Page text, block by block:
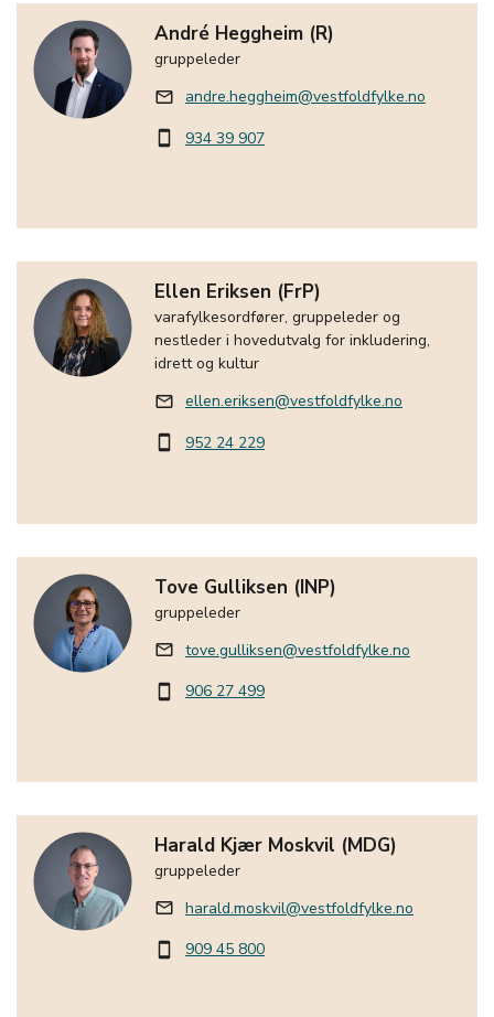
André Heggheim (R)
gruppeleder
mail_outline andre.heggheim@vestfoldfylke.no
smartphone 934 39 907
Ellen Eriksen (FrP)
varafylkesordfører, gruppeleder og
nestleder i hovedutvalg for inkludering,
idrett og kultur
mail_outline ellen.eriksen@vestfoldfylke.no
smartphone 952 24 229
Tove Gulliksen (INP)
gruppeleder
mail_outline tove.gulliksen@vestfoldfylke.no
smartphone 906 27 499
Harald Kjær Moskvil (MDG)
gruppeleder
mail_outline harald.moskvil@vestfoldfylke.no
smartphone 909 45 800